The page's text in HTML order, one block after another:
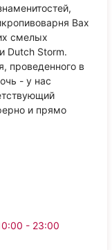
Bax
смелых
Dutch Storm.
проведенного в
- у нас
и прямо
- 23:00